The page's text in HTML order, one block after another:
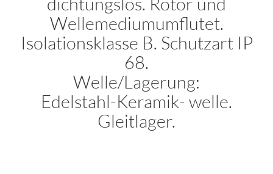
Wellemediumumflutet.
Isolationsklasse B. Schutzart IP
68.
Welle/Lagerung:
Edelstahl-Keramik- welle.
Gleitlager.